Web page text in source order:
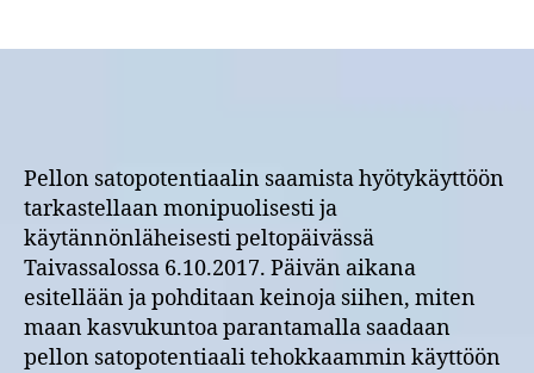
ravinteet
talteen
peltopäivä
Taivassalossa
6.10.2017
Pellon satopotentiaalin saamista hyötykäyttöön
tarkastellaan monipuolisesti ja
käytännönläheisesti peltopäivässä
Taivassalossa 6.10.2017. Päivän aikana
esitellään ja pohditaan keinoja siihen, miten
maan kasvukuntoa parantamalla saadaan
pellon satopotentiaali tehokkaammin käyttöön